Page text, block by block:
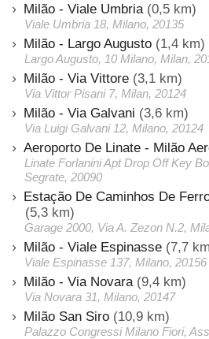
Milão - Viale Umbria (0,5 km)
Viale Umbria 18, Milano, 20135
Milão - Largo Augusto (1,4 km)
Largo Augusto, 10 Milano, Milan,
Milão - Via Vittore (3,1 km)
Via Vittor Pisani 7, Milan, 20124
Milão - Via Galvani (3,6 km)
Via Luigi Galvani 12, Milano, 20124
Aeroporto De Linate - Milão
Linate Forlanini Apt Drop Off Key
Segrate, 20090
Estação De Caminhos De
(5,3 km)
Garage 2000, Via A. Zezon N.2,
Milão - Viale Espinasse (7,7
Viale Espinasse 137, Milano, 20156
Milão - Via Novara (9,4 km)
Via Novara 31, Milano, 20147
Milão San Siro (10,9 km)
Palazzo Congressi Milano Fiori,